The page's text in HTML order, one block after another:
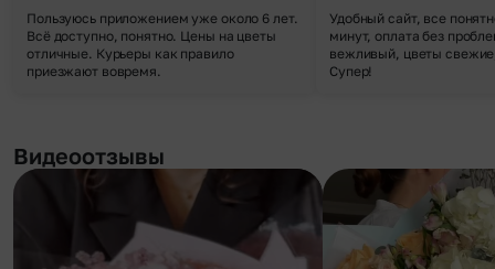
Пользуюсь приложением уже около 6 лет.
Всё доступно, понятно. Цены на цветы
отличные. Курьеры как правило
приезжают вовремя.
Удобный сайт, все
минут, оплата без
вежливый, цветы
Супер!
Видеоотзывы